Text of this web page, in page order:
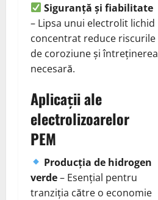
Siguranță și fiabilitate
– Lipsa unui electrolit lichid
concentrat reduce riscurile
de coroziune și întreținerea
necesară.
Aplicații ale
electrolizoarelor
PEM
Producția de hidrogen
verde– Esențial pentru
tranziția către o economie